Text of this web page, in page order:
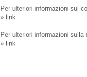
Per ulteriori informazioni sul
» link
Per ulteriori informazioni sulla
» link